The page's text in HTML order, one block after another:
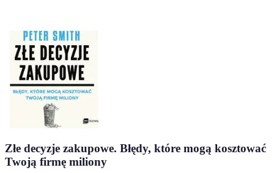
Złe decyzje zakupowe. Błędy, które mogą kosztować
Twoją firmę miliony